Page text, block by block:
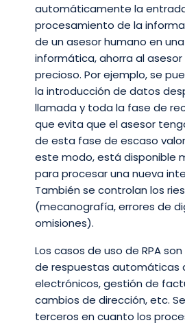
automáticamente la
procesamiento de la
de un asesor humano en
informática, ahorra al
precioso. Por ejemplo, se
la introducción de datos
llamada y toda la fase de
que evita que el asesor
de esta fase de escaso
este modo, está disponible
para procesar una nueva
También se controlan los
(mecanografía, errores de
omisiones).
Los casos de uso de RPA
de respuestas automáticas
electrónicos, gestión de
cambios de dirección, etc.
terceros en cuanto los